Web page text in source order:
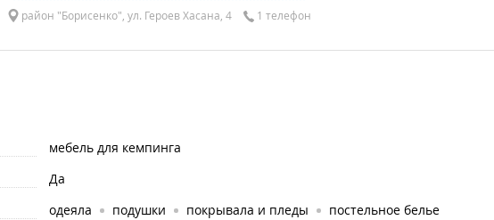
район "Борисенко", ул. Героев Хасана, 4 1 телефон
мебель для кемпинга
Да
одеяла подушки покрывала и пледы
постельное белье